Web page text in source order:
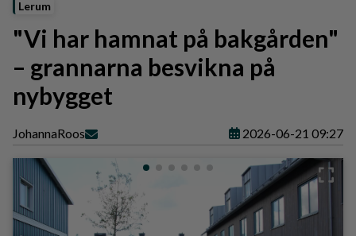
Lerum
"Vi har hamnat på bakgården"
– grannarna besvikna på
nybygget
JohannaRoos 2026-06-21 09:27